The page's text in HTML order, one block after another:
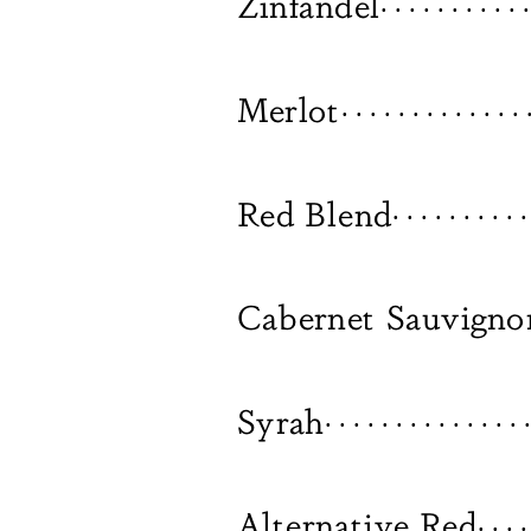
Merlot. . . . . . . . . . . . .
Red Blend. . . . . . . . .
Cabernet
Syrah. . . . . . . . . . . . . .
. . .